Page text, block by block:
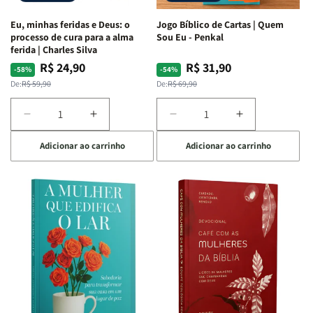
Espirituais
|
Estela
Espirituais
|
Eu, minhas feridas e Deus: o
processo de cura para a alma
ferida | Charles Silva
-58%
Preço
normal
De:R$ 59,90
Preço
promocional
R$ 24,90
Diminuir
a
quantidade
de
Eu,
minhas
feridas
e
Deus:
o
processo
de
cura
Aumentar
a
quantidade
de
Eu,
minhas
feridas
e
Deus:
o
processo
de
cura
Adicionar ao carrinho
Jogo Bíblico de Cartas | Quem
Sou Eu - Penkal
-54%
Preço
normal
De:R$ 69,90
Preço
promocional
R$ 31,90
Diminuir
a
quantidade
de
Jogo
Bíblico
de
Cartas
Quem
Sou
Eu
Aumentar
a
quantidade
de
Jogo
Bíblico
Cartas
|
Quem
Sou
Eu
-
Adicionar ao carrinho